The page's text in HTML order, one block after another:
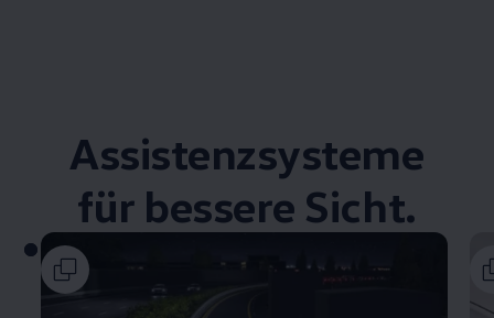
Assistenzsysteme
für bessere Sicht.